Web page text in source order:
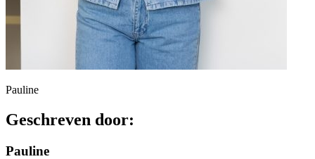
Pauline
Geschreven door:
Pauline